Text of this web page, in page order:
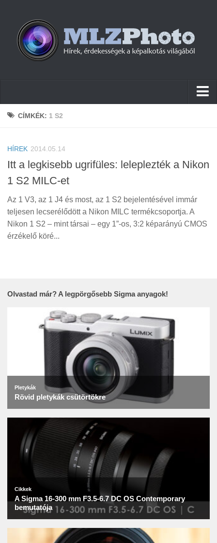
Hírek
Cikkek
Szoftver
Firmware
Tudástár
Tanácsok
Érdekességek
CÍMKÉK: 1 S2
HÍREK 2014.05.14
Itt a legkisebb ugrifüles: leleplezték a Nikon
1 S2 MILC-et
Az 1 V3, az 1 J4 és most, az 1 S2 bejelentésével immár
teljesen lecserélődött a Nikon MILC termékcsoportja. A
Nikon 1 S2 – mint társai – egy 1”-os, 3:2 képarányú CMOS
érzékelő köré...
Olvastad már? A legpörgősebb Sigma anyagok!